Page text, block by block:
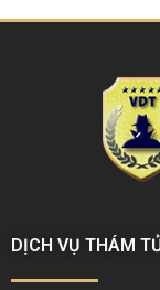
DỊCH VỤ THÁM